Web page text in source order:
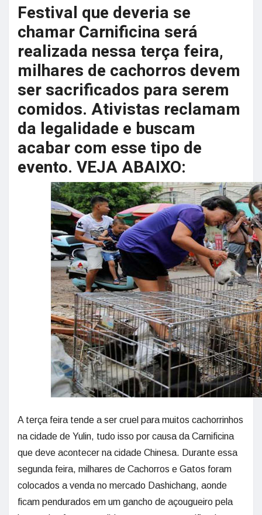
Festival que deveria se
chamar Carnificina será
realizada nessa terça feira,
milhares de cachorros devem
ser sacrificados para serem
comidos. Ativistas reclamam
da legalidade e buscam
acabar com esse tipo de
evento. VEJA ABAIXO:
A terça feira tende a ser cruel para muitos cachorrinhos
na cidade de Yulin, tudo isso por causa da Carnificina
que deve acontecer na cidade Chinesa. Durante essa
segunda feira, milhares de Cachorros e Gatos foram
colocados a venda no mercado Dashichang, aonde
ficam pendurados em um gancho de açougueiro pela